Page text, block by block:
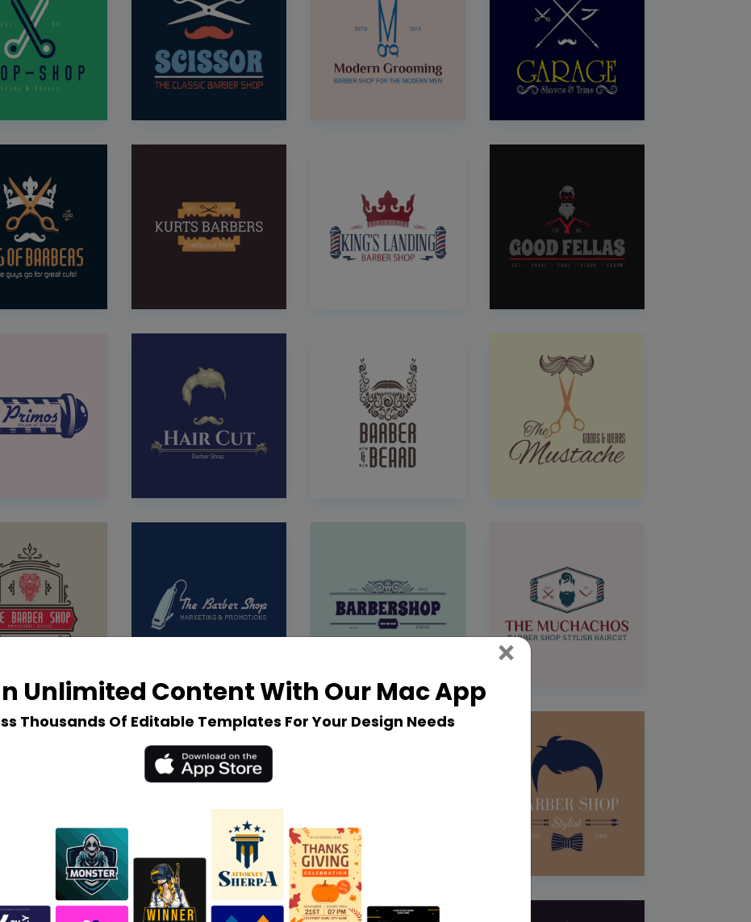
Unlimited Content With Our Mac App
Thousands Of Editable Templates For Your Design Needs
× Close